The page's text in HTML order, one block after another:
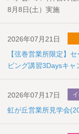
8月8日(土）実施
2026年07月21日
【弦巻営業所限定】
ビング講習3Daysキャ
2026年07月17日
虹が丘営業所見学会